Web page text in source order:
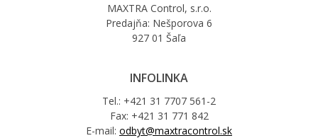
MAXTRA Control, s.r.o.
Predajňa: Nešporova 6
927 01 Šaľa
INFOLINKA
Tel.: +421 31 7707 561-2
Fax: +421 31 771 842
E-mail: odbyt@maxtracontrol.sk